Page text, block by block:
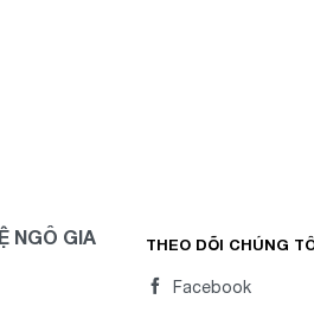
NGÔ GIA THEO DÕI CHÚNG
Facebook